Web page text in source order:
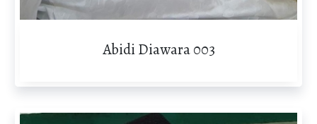
Abidi Diawara 003